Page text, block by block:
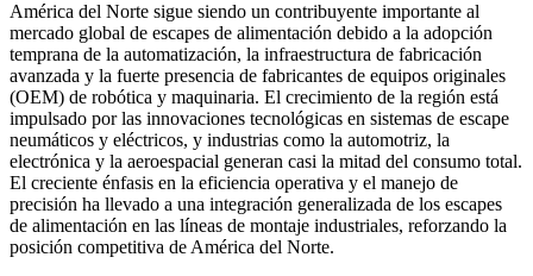
América del Norte sigue siendo un contribuyente importante al
mercado global de escapes de alimentación debido a la adopción
temprana de la automatización, la infraestructura de fabricación
avanzada y la fuerte presencia de fabricantes de equipos originales
(OEM) de robótica y maquinaria. El crecimiento de la región está
impulsado por las innovaciones tecnológicas en sistemas de escape
neumáticos y eléctricos, y industrias como la automotriz, la
electrónica y la aeroespacial generan casi la mitad del consumo total.
El creciente énfasis en la eficiencia operativa y el manejo de
precisión ha llevado a una integración generalizada de los escapes
de alimentación en las líneas de montaje industriales, reforzando la
posición competitiva de América del Norte.